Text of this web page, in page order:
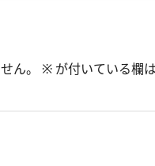
ん。 ※ が付いている欄